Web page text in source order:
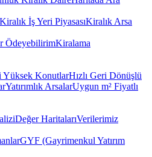
Kiralık İş Yeri PiyasasıKiralık Arsa
ÖdeyebilirimKiralama
Yüksek KonutlarHızlı Geri Dönüşlü
Yatırımlık ArsalarUygun m² Fiyatlı
Değer HaritalarıVerilerimiz
GYF (Gayrimenkul Yatırım